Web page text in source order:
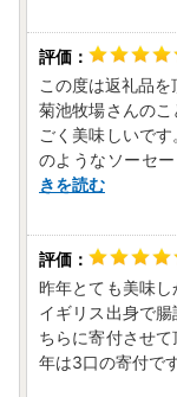
この度は返礼品を
菊池牧場さんの
ごく美味しいで
のようなソーセ
きを読む
昨年とても美味
イギリス出身で
ちらに寄付させ
年は3口の寄付で